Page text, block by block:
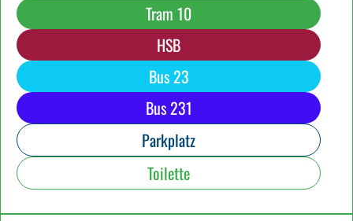
Tram 10
HSB
Bus 23
Bus 231
Parkplatz
Toilette